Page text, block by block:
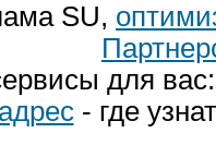
SU,
для
- где